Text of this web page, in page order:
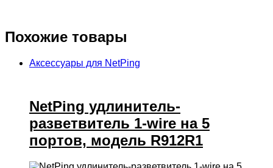
Похожие товары
Аксессуары для NetPing
NetPing удлинитель-
разветвитель 1-wire на 5
портов, модель R912R1